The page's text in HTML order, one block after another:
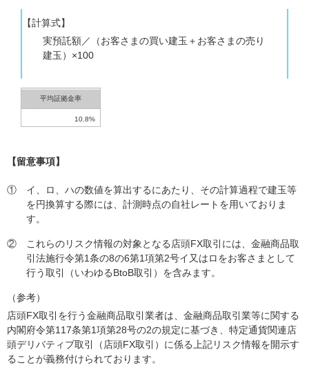
【計算式】
実預託額／（お客さまの買い建玉＋お客さまの売り
建玉）×100
平均証拠金率
10.8%
【留意事項】
①
イ、ロ、ハの数値を算出するにあたり、その計算過程で建玉等
を円換算する際には、計測時点の自社レートを用いておりま
す。
②
これらのリスク情報の対象となる店頭FX取引には、金融商品取
引法施行令第1条の8の6第1項第2号イ又はロをお客さまとして
行う取引（いわゆるBtoB取引）を含みます。
（参考）
店頭FX取引を行う金融商品取引業者は、金融商品取引業等に関する
内閣府令第117条第1項第28号の2の規定に基づき、特定通貨関連店
頭デリバティブ取引（店頭FX取引）に係る上記リスク情報を開示す
ることが義務付けられております。